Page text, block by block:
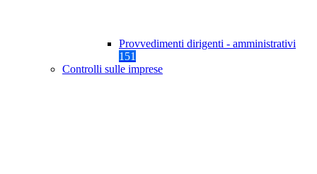
Provvedimenti dirigenti - amministrativi
151
Controlli sulle imprese